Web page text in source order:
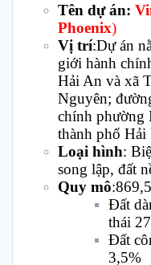
Tên dự án:
Phoenix)
Vị trí:Dự án
giới hành
Hải An và xã
Nguyên;
chính phường
thành phố Hải
Loại hình:
song lập, đất
Quy mô
Đất
thái
Đất
3,5%